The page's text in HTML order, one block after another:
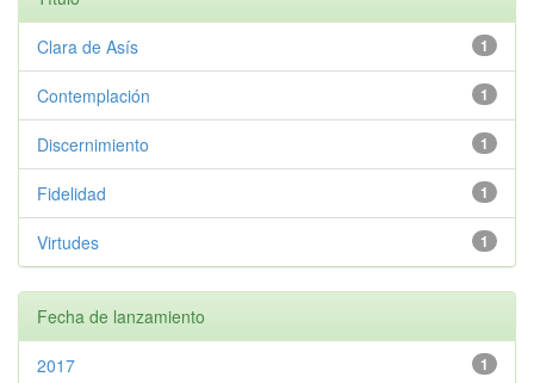
1
Clara de Asís
1
Contemplación
1
Discernimiento
1
Fidelidad
1
Virtudes
Fecha de lanzamiento
1
2017